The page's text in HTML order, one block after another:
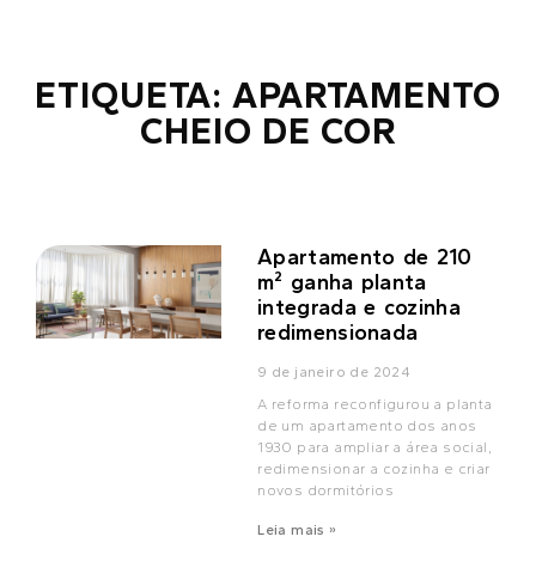
ETIQUETA: APARTAMENTO
CHEIO DE COR
Apartamento de 210
m² ganha planta
integrada e cozinha
redimensionada
9 de janeiro de 2024
A reforma reconfigurou a planta
de um apartamento dos anos
1930 para ampliar a área social,
redimensionar a cozinha e criar
novos dormitórios
Leia mais »